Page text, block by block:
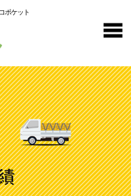
ポケット